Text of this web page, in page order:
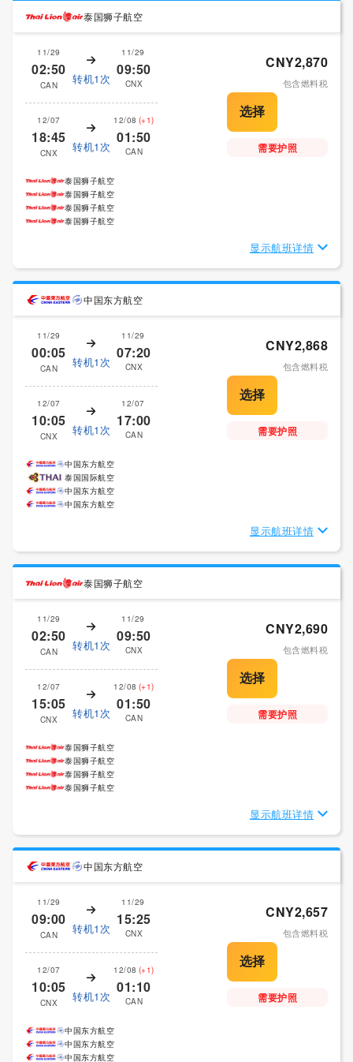
泰国狮子航空
11/29
02:50
CAN 转机1次
11/29
09:50
CNX
12/07
18:45
CNX 转机1次
12/08 (+1)
01:50
CAN
CNY2,870
包含燃料税
需要护照
泰国狮子航空
泰国狮子航空
泰国狮子航空
泰国狮子航空
显示航班详情
中国东方航空
11/29
00:05
CAN 转机1次
11/29
07:20
CNX
12/07
10:05
CNX 转机1次
12/07
17:00
CAN
CNY2,868
包含燃料税
需要护照
中国东方航空
泰国国际航空
中国东方航空
中国东方航空
显示航班详情
泰国狮子航空
11/29
02:50
CAN 转机1次
11/29
09:50
CNX
12/07
15:05
CNX 转机1次
12/08 (+1)
01:50
CAN
CNY2,690
包含燃料税
需要护照
泰国狮子航空
泰国狮子航空
泰国狮子航空
泰国狮子航空
显示航班详情
中国东方航空
11/29
09:00
CAN 转机1次
11/29
15:25
CNX
12/07
10:05
CNX 转机1次
12/08 (+1)
01:10
CAN
CNY2,657
包含燃料税
需要护照
中国东方航空
中国东方航空
中国东方航空